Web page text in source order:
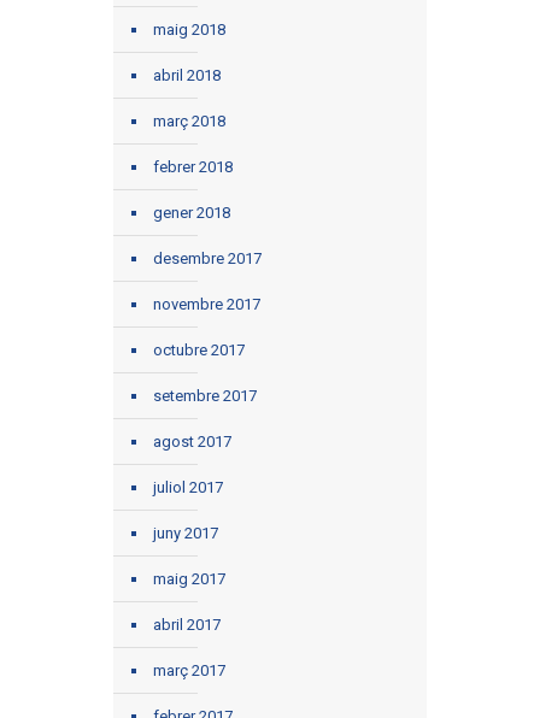
maig 2018
abril 2018
març 2018
febrer 2018
gener 2018
desembre 2017
novembre 2017
octubre 2017
setembre 2017
agost 2017
juliol 2017
juny 2017
maig 2017
abril 2017
març 2017